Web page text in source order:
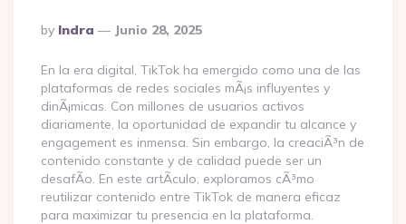
Posted
By
By Indra Junio 28, 2025
En la era digital, TikTok ha emergido como una de las
plataformas de redes sociales mÃ¡s influyentes y
dinÃ¡micas. Con millones de usuarios activos
diariamente, la oportunidad de expandir tu alcance y
engagement es inmensa. Sin embargo, la creaciÃ³n de
contenido constante y de calidad puede ser un
desafÃ­o. En este artÃ­culo, exploramos cÃ³mo
reutilizar contenido entre TikTok de manera eficaz
para maximizar tu presencia en la plataforma.